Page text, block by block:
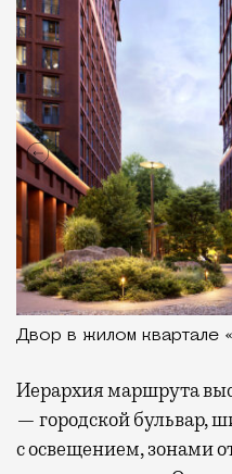
Двор в жилом квартале
Иерархия маршрута
— городской бульвар,
с освещением, зонами